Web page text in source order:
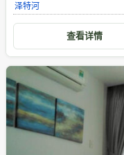
泽特河
查看详情